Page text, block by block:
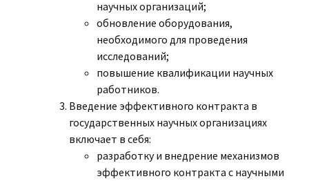
научных организаций;
обновление оборудования,
необходимого для проведения
исследований;
повышение квалификации научных
работников.
Введение эффективного контракта в
государственных научных организациях
включает в себя:
разработку и внедрение механизмов
эффективного контракта с научными